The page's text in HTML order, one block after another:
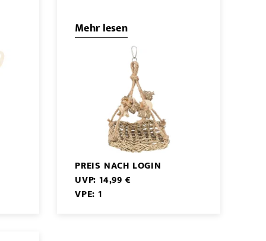
Mehr lesen
PREIS NACH LOGIN
UVP: 14,99 €
VPE: 1